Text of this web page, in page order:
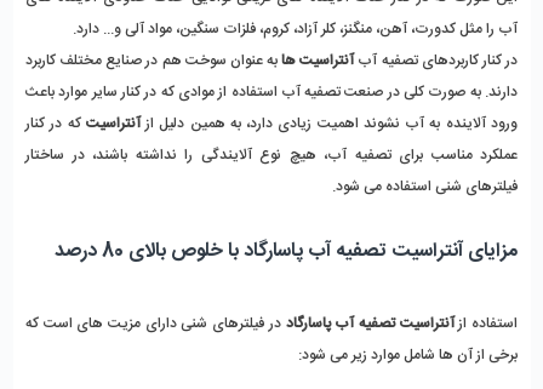
آب را مثل کدورت، آهن، منگنز، کلر آزاد، کروم، فلزات سنگین، مواد آلی و... دارد.
در کنار کاربردهای تصفیه آب آنتراسیت ها
ورود آلاینده به آب نشوند اهمیت زیادی دارد، به همین دلیل از آنتراسیت
فیلترهای شنی استفاده می شود.
مزایای آنتراسیت تصفیه آب پاسارگاد با خلوص بالای 80 درصد
استفاده از آنتراسیت تصفیه آب پاسارگاد
برخی از آن ها شامل موارد زیر می شود: